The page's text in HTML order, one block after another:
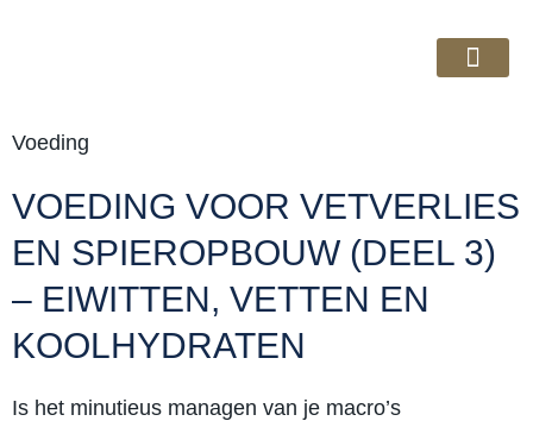
Voeding
VOEDING VOOR VETVERLIES
EN SPIEROPBOUW (DEEL 3)
– EIWITTEN, VETTEN EN
KOOLHYDRATEN
Is het minutieus managen van je macro’s